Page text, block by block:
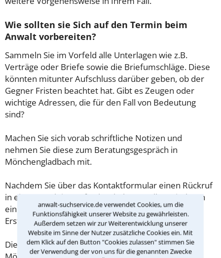
anwalt-suchservice.de verwendet Cookies, um die
Funktionsfähigkeit unserer Website zu gewährleisten.
Außerdem setzen wir zur Weiterentwicklung unserer
Website im Sinne der Nutzer zusätzliche Cookies ein. Mit
dem Klick auf den Button "Cookies zulassen" stimmen Sie
der Verwendung der von uns für die genannten Zwecke
Wie sollten sie Sich auf den Termin beim
Anwalt vorbereiten?
Sammeln Sie im Vorfeld alle Unterlagen wie z.B.
Verträge oder Briefe sowie die Briefumschläge. Diese
könnten mitunter Aufschluss darüber geben, ob der
Gegner Fristen beachtet hat. Gibt es Zeugen oder
wichtige Adressen, die für den Fall von Bedeutung
sind?
Machen Sie sich vorab schriftliche Notizen und
nehmen Sie diese zum Beratungsgespräch in
Mönchengladbach mit.
Nachdem Sie über das Kontaktformular einen Rückruf
in einer Kanzlei angefordert haben, stellen wir Ihnen
eine Checkliste zur Verfügung, mit der Sie das
Erstgespräch ausreichend vorbereiten können.
Die Kosten eines Anwalts für Körperverletzung in